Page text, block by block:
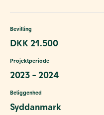
Bevilling
DKK 21.500
Projektperiode
2023 - 2024
Beliggenhed
Syddanmark